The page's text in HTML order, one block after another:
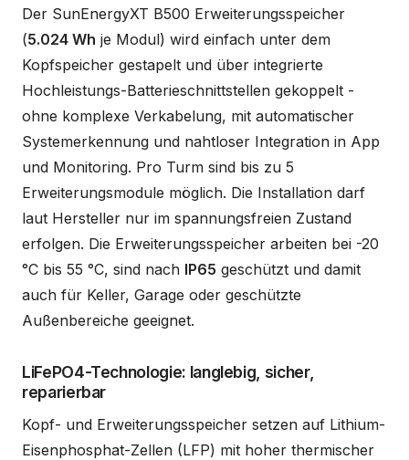
Der SunEnergyXT B500 Erweiterungsspeicher
(5.024 Wh je Modul) wird einfach unter dem
Kopfspeicher gestapelt und über integrierte
Hochleistungs-Batterieschnittstellen gekoppelt -
ohne komplexe Verkabelung, mit automatischer
Systemerkennung und nahtloser Integration in App
und Monitoring. Pro Turm sind bis zu 5
Erweiterungsmodule möglich. Die Installation darf
laut Hersteller nur im spannungsfreien Zustand
erfolgen. Die Erweiterungsspeicher arbeiten bei -20
°C bis 55 °C, sind nach IP65 geschützt und damit
auch für Keller, Garage oder geschützte
Außenbereiche geeignet.
LiFePO4-Technologie: langlebig, sicher,
reparierbar
Kopf- und Erweiterungsspeicher setzen auf Lithium-
Eisenphosphat-Zellen (LFP) mit hoher thermischer